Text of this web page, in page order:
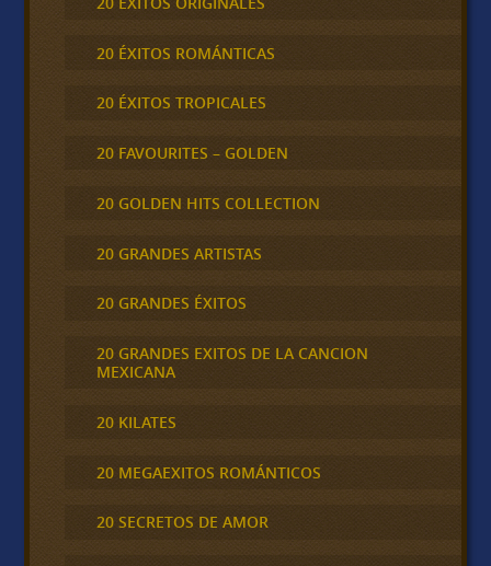
20 ÉXITOS ROMÁNTICAS
20 ÉXITOS TROPICALES
20 FAVOURITES – GOLDEN
20 GOLDEN HITS COLLECTION
20 GRANDES ARTISTAS
20 GRANDES ÉXITOS
20 GRANDES EXITOS DE LA CANCION
MEXICANA
20 KILATES
20 MEGAEXITOS ROMÁNTICOS
20 SECRETOS DE AMOR